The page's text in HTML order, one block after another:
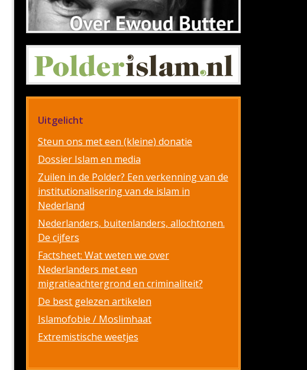
Uitgelicht
Steun ons met een (kleine) donatie
Dossier Islam en media
Zuilen in de Polder? Een verkenning van de
institutionalisering van de islam in
Nederland
Nederlanders, buitenlanders, allochtonen.
De cijfers
Factsheet: Wat weten we over
Nederlanders met een
migratieachtergrond en criminaliteit?
De best gelezen artikelen
Islamofobie / Moslimhaat
Extremistische weetjes